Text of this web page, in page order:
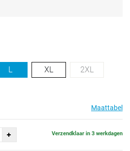
L XL 2XL
Maattabel
Verzendklaar in 3 werkdagen